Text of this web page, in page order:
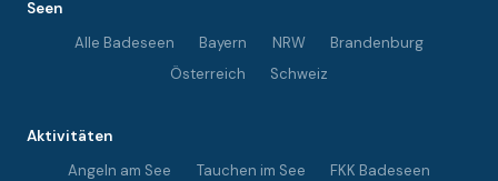
Seen
Alle Badeseen
Bayern NRW
Brandenburg
Österreich
Schweiz
Aktivitäten
Angeln am See
Tauchen im See
FKK Badeseen